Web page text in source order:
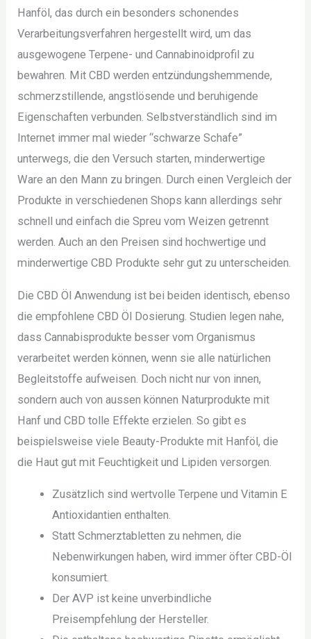
Hanföl, das durch ein besonders schonendes
Verarbeitungsverfahren hergestellt wird, um das
ausgewogene Terpene- und Cannabinoidprofil zu
bewahren. Mit CBD werden entzündungshemmende,
schmerzstillende, angstlösende und beruhigende
Eigenschaften verbunden. Selbstverständlich sind im
Internet immer mal wieder “schwarze Schafe”
unterwegs, die den Versuch starten, minderwertige
Ware an den Mann zu bringen. Durch einen Vergleich der
Produkte in verschiedenen Shops kann allerdings sehr
schnell und einfach die Spreu vom Weizen getrennt
werden. Auch an den Preisen sind hochwertige und
minderwertige CBD Produkte sehr gut zu unterscheiden.
Die CBD Öl Anwendung ist bei beiden identisch, ebenso
die empfohlene CBD Öl Dosierung. Studien legen nahe,
dass Cannabisprodukte besser vom Organismus
verarbeitet werden können, wenn sie alle natürlichen
Begleitstoffe aufweisen. Doch nicht nur von innen,
sondern auch von aussen können Naturprodukte mit
Hanf und CBD tolle Effekte erzielen. So gibt es
beispielsweise viele Beauty-Produkte mit Hanföl, die
die Haut gut mit Feuchtigkeit und Lipiden versorgen.
Zusätzlich sind wertvolle Terpene und Vitamin E
Antioxidantien enthalten.
Statt Schmerztabletten zu nehmen, die
Nebenwirkungen haben, wird immer öfter CBD-Öl
konsumiert.
Der AVP ist keine unverbindliche
Preisempfehlung der Hersteller.